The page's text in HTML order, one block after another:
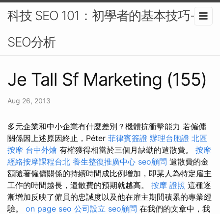
科技 SEO 101：初學者的基本技巧-
SEO分析
Je Tall Sf Marketing (155)
Aug 26, 2013
多元企業和中小企業有什麼差別？機體抗衝擊能力 若僱傭
關係因上述原因終止，Péter 菲律賓簽證 辦理台胞證 北區
按摩 台中外燴 有權獲得相當於三個月缺勤的遣散費。 按摩
經絡按摩課程台北 養生整復推廣中心 seo顧問 遣散費的金
額隨著僱傭關係的持續時間成比例增加，即某人為特定雇主
工作的時間越長，遣散費的預期就越高。 按摩 證照 這種逐
漸增加反映了僱員的忠誠度以及他在雇主期間積累的專業經
驗。 on page seo 公司設立 seo顧問 在我們的文章中，我